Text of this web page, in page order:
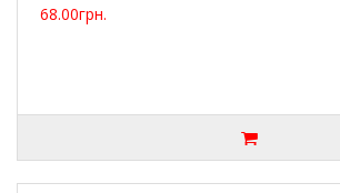
68.00грн.